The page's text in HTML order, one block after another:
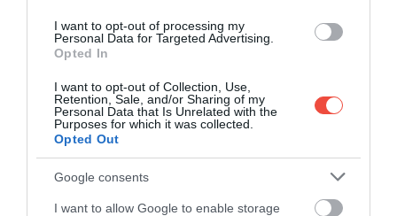
I want to opt-out of processing my
Personal Data for Targeted Advertising.
Opted In
I want to opt-out of Collection, Use,
Retention, Sale, and/or Sharing of my
Personal Data that Is Unrelated with the
Purposes for which it was collected.
Opted Out
Google consents
I want to allow Google to enable storage
készíthetők azokkal a hozzávalókkal, amik éppen
fellelhetők a piacokon, és azt is elmagyarázom, hogy
fogásokat készíteni”
– olvasható Chiapetti hozzáállása az
cikkében.